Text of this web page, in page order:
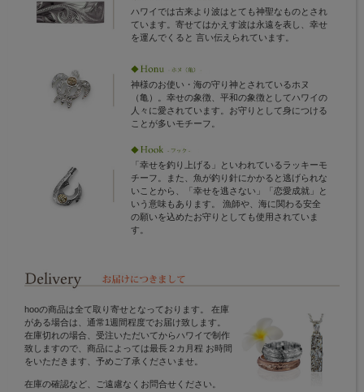
ハワイでは古来より波はとても神聖なものとされ
ています。寄せてはかえす波は永遠を表し、幸せ
を運んでくると 言い伝えられています。
神様のお使い・海の守り神とされているホヌ
（亀）。幸せの象徴、平和の象徴としてハワイの
人々に愛されています。お守りとして身につける
ことが多いモチーフ。
「幸せを釣り上げる」といわれているラッキーモ
チーフ。また、魚が釣り針にかかると逃げられな
いことから、「幸せを逃さない」「恋愛成就」と
いう意味もあります。 漁師や、海に関わる安全
の願いを込めたお守りとしても使用されていま
す。
hooの商品は全て取り寄せとなっております。 在庫
がある場合は、通常1週間程度でお届け致します。
在庫切れの場合、受注いただいてからハワイで制作
致しますので、商品によっては最長２カ月程 お時間
をいただきます、予めご了承くださいませ。
在庫の確認など、ご遠慮なくお問合せください。